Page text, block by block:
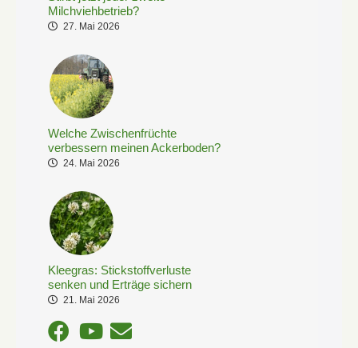
Milchviehbetrieb?
27. Mai 2026
Welche Zwischenfrüchte
verbessern meinen Ackerboden?
24. Mai 2026
Kleegras: Stickstoffverluste
senken und Erträge sichern
21. Mai 2026